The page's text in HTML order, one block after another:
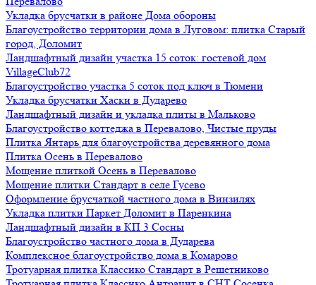
Укладка брусчатки в районе Дома обороны
Благоустройство территории дома в Луговом: плитка Старый
город, Доломит
Ландшафтный дизайн участка 15 соток: гостевой дом
VillageClub72
Благоустройство участка 5 соток под ключ в Тюмени
Укладка брусчатки Хаски в Дударево
Ландшафтный дизайн и укладка плиты в Мальково
Благоустройство коттеджа в Перевалово, Чистые пруды
Плитка Янтарь для благоустройства деревянного дома
Плитка Осень в Перевалово
Мощение плиткой Осень в Перевалово
Мощение плитки Стандарт в селе Гусево
Оформление брусчаткой частного дома в Винзилях
Укладка плитки Паркет Доломит в Паренкина
Ландшафтный дизайн в КП 3 Сосны
Благоустройство частного дома в Дударева
Комплексное благоустройство дома в Комарово
Тротуарная плитка Классико Стандарт в Решетниково